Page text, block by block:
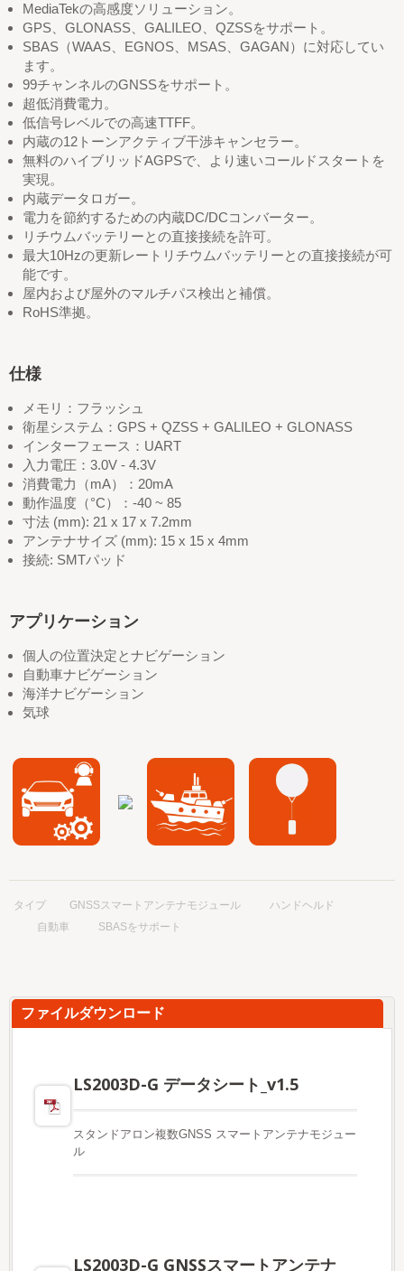
MediaTekの高感度ソリューション。
GPS、GLONASS、GALILEO、QZSSをサポート。
SBAS（WAAS、EGNOS、MSAS、GAGAN）に対応してい
ます。
99チャンネルのGNSSをサポート。
超低消費電力。
低信号レベルでの高速TTFF。
内蔵の12トーンアクティブ干渉キャンセラー。
無料のハイブリッドAGPSで、より速いコールドスタートを
実現。
内蔵データロガー。
電力を節約するための内蔵DC/DCコンバーター。
リチウムバッテリーとの直接接続を許可。
最大10Hzの更新レートリチウムバッテリーとの直接接続が可
能です。
屋内および屋外のマルチパス検出と補償。
RoHS準拠。
仕様
メモリ：フラッシュ
衛星システム：GPS + QZSS + GALILEO + GLONASS
インターフェース：UART
入力電圧：3.0V - 4.3V
消費電力（mA）：20mA
動作温度（°C）：-40 ~ 85
寸法 (mm): 21 x 17 x 7.2mm
アンテナサイズ (mm): 15 x 15 x 4mm
接続: SMTパッド
アプリケーション
個人の位置決定とナビゲーション
自動車ナビゲーション
海洋ナビゲーション
気球
タイプ GNSSスマートアンテナモジュール
ハンドヘルド
自動車
SBASをサポート
ファイルダウンロード
LS2003D-G データシート_v1.5
スタンドアロン複数GNSS スマートアンテナモジュー
ル
LS2003D-G GNSSスマートアンテナ